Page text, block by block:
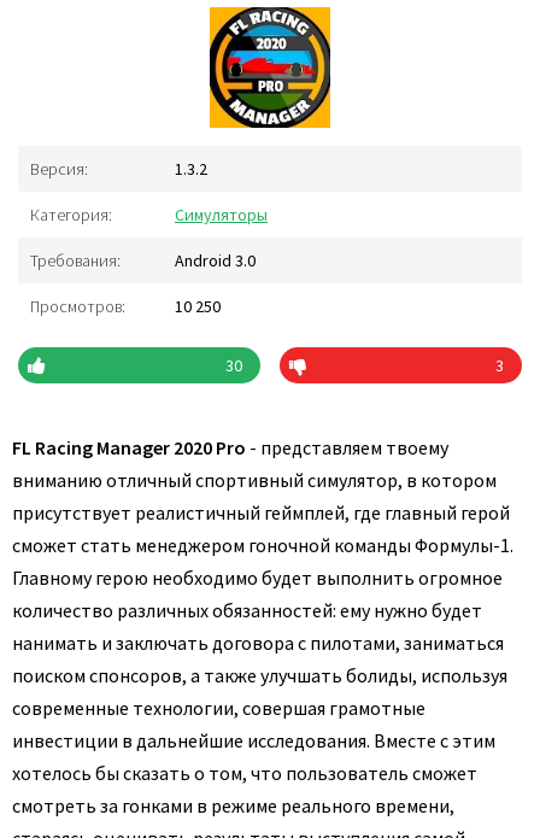
Версия: 1.3.2
Категория: Симуляторы
Требования: Android 3.0
Просмотров: 10 250
30 3
FL Racing Manager 2020 Pro - представляем твоему
вниманию отличный спортивный симулятор, в котором
присутствует реалистичный геймплей, где главный герой
сможет стать менеджером гоночной команды Формулы-1.
Главному герою необходимо будет выполнить огромное
количество различных обязанностей: ему нужно будет
нанимать и заключать договора с пилотами, заниматься
поиском спонсоров, а также улучшать болиды, используя
современные технологии, совершая грамотные
инвестиции в дальнейшие исследования. Вместе с этим
хотелось бы сказать о том, что пользователь сможет
смотреть за гонками в режиме реального времени,